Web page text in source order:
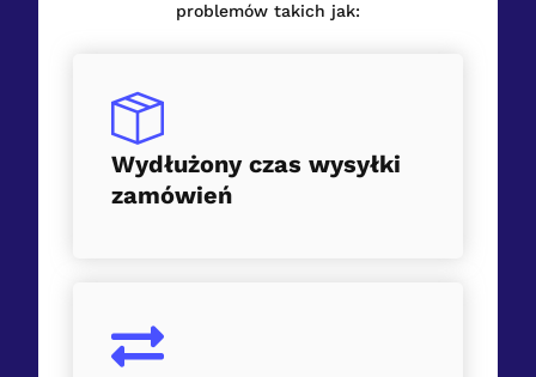
problemów takich jak:
Wydłużony czas wysyłki
zamówień